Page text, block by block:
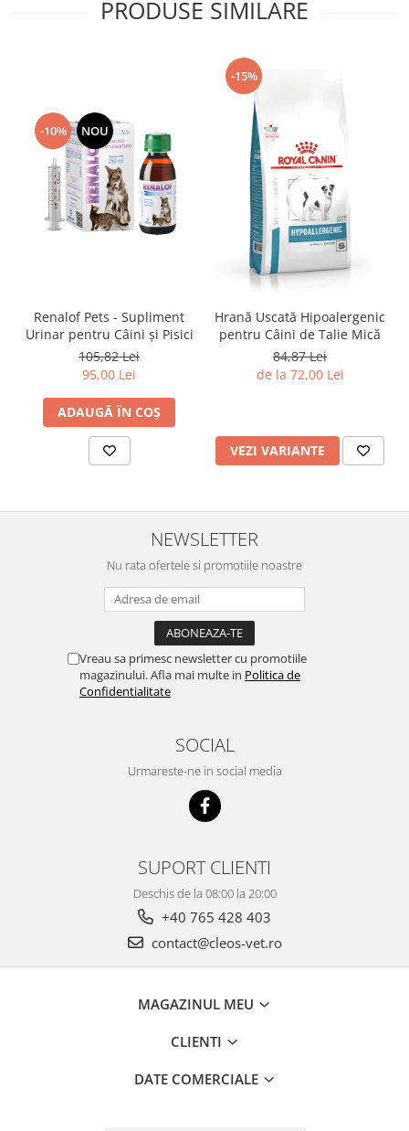
PRODUSE SIMILARE
-10% NOU
Renalof Pets - Supliment
Urinar pentru Câini și Pisici
105,82 Lei
95,00 Lei
ADAUGĂ ÎN COȘ
-15%
Hrană Uscată Hipoalergenic
pentru Câini de Talie Mică
84,87 Lei
de la 72,00 Lei
VEZI VARIANTE
NEWSLETTER
Nu rata ofertele si promotiile noastre
Vreau sa primesc newsletter cu promotiile
magazinului. Afla mai multe in Politica de
Confidentialitate
SOCIAL
Urmareste-ne in social media
SUPORT CLIENTI
Deschis de la 08:00 la 20:00
+40 765 428 403
contact@cleos-vet.ro
MAGAZINUL MEU
CLIENTI
DATE COMERCIALE